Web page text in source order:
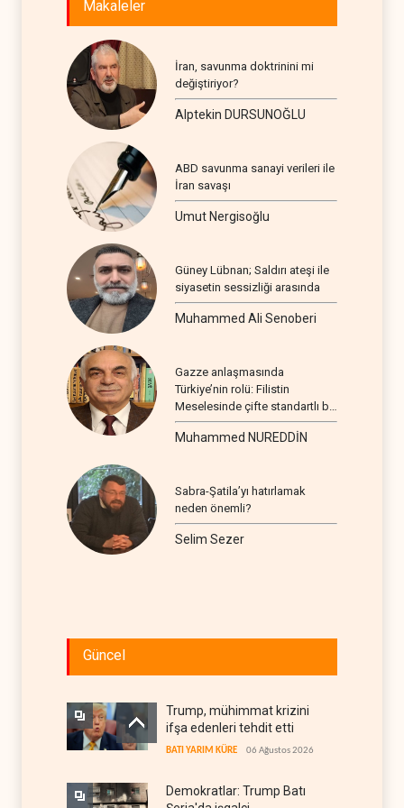
Makaleler
İran, savunma doktrinini mi
değiştiriyor?
Alptekin DURSUNOĞLU
ABD savunma sanayi verileri ile
İran savaşı
Umut Nergisoğlu
Güney Lübnan; Saldırı ateşi ile
siyasetin sessizliği arasında
Muhammed Ali Senoberi
Gazze anlaşmasında
Türkiye’nin rolü: Filistin
Meselesinde çifte standartlı bir
seyir
Muhammed NUREDDİN
Sabra-Şatila’yı hatırlamak
neden önemli?
Selim Sezer
Güncel
Trump, mühimmat krizini
ifşa edenleri tehdit etti
BATI YARIM KÜRE 06 Ağustos 2026
Demokratlar: Trump Batı